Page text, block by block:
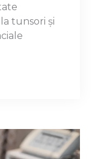
tunsori și